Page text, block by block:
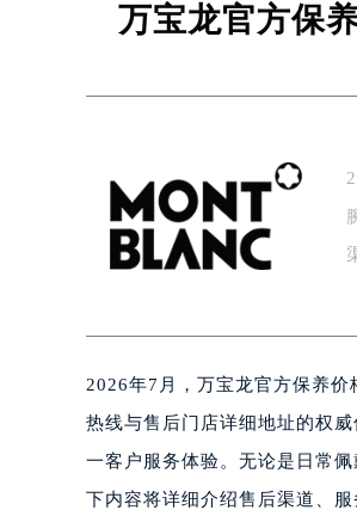
上海市徐汇区
扬州市邗江区
盐城市盐都区
泰州市海陵区
绍兴市越城区
嘉兴市南湖区
南昌市红谷滩
济南市历下区
万宝龙官方保
2026年7月，万宝龙官方保养
热线与售后门店详细地址的权
一客户服务体验。无论是日常
下内容将详细介绍售后渠道、